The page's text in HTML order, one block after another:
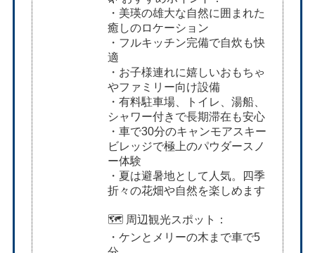
・美瑛の雄大な自然に囲まれた
癒しのロケーション
・フルキッチン完備で自炊も快
適
・お子様連れに嬉しいおもちゃ
やファミリー向け設備
・有料駐車場、トイレ、湯船、
シャワー付きで長期滞在も安心
・車で30分のキャンモアスキー
ビレッジで極上のパウダースノ
ー体験
・夏は避暑地として人気。四季
折々の花畑や自然を楽しめます
🗺️ 周辺観光スポット：
・ケンとメリーの木まで車で5